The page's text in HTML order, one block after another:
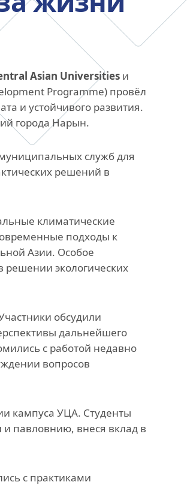
и
инициатив
Asian Universities и
Programme) провёл
и устойчивого развития.
города Нарын.
служб для
решений в
климатические
подходы к
Азии. Особое
решении экологических
обсудили
дальнейшего
с работой недавно
вопросов
кампуса УЦА. Студенты
павловнию, внеся вклад в
с практиками